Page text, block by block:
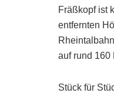
Fräßkopf ist
entfernten
auf rund 160
Stück für